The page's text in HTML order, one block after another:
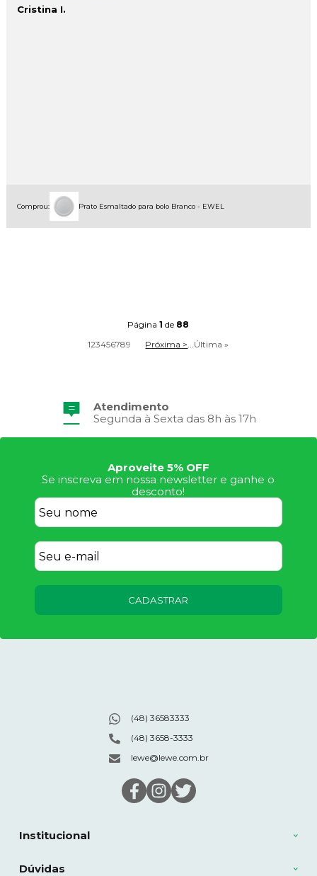
Cristina I.
Comprou: Prato Esmaltado para bolo Branco - EWEL
Página1 de 88
123456789 Próxima >...Última »
Frete Grátis
Consulte Regulamento
Aproveite 5% OFF
Se inscreva em nossa newsletter e ganhe o
desconto!
CADASTRAR
Institucional
Dúvidas
(48) 36583333
(48) 3658-3333
lewe@lewe.com.br